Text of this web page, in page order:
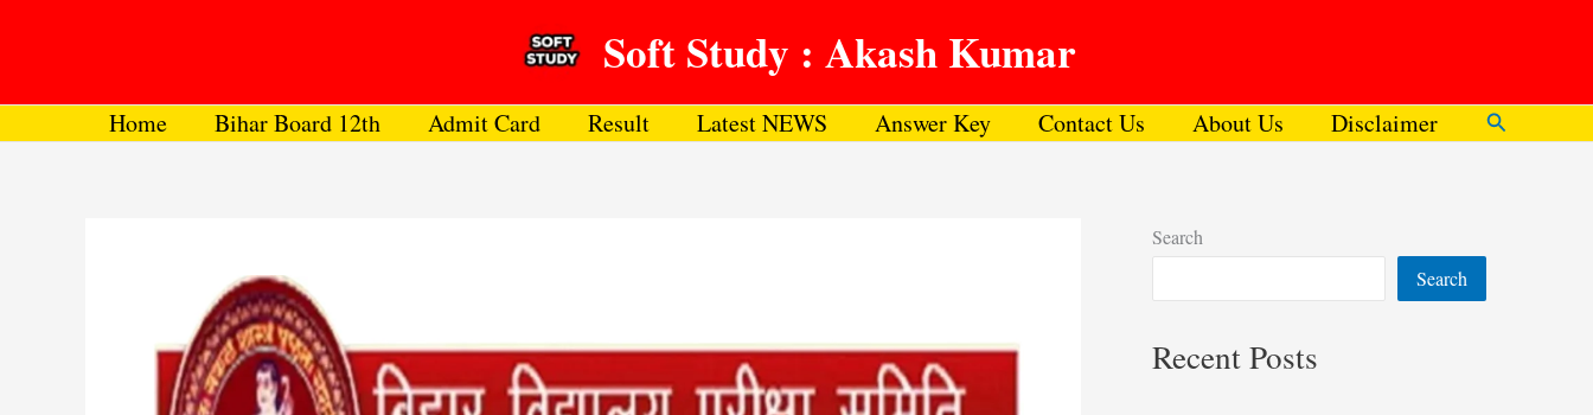
Soft Study : Akash Kumar
Home Bihar Board 12th Admit Card Result Latest NEWS Answer Key Contact Us About Us Disclaimer Search
Search
Search
Recent Posts